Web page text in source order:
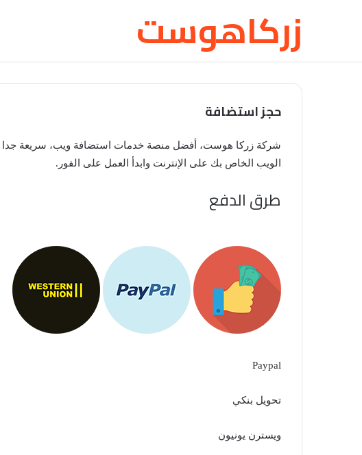
زركاهوست
حجز استضافة
شركة زركا هوست، أفضل منصة خدمات استضافة ويب، سريعة جدا
الويب الخاص بك على الإنترنت وابدأ العمل على الفور.
طرق الدفع
Paypal
تحويل بنكي
ويسترن يونيون